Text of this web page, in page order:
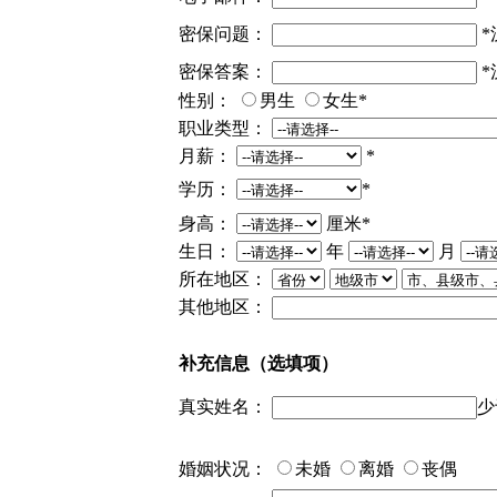
密保问题：
*
密保答案：
*
性别：
男生 女生*
职业类型：
月薪：
*
学历：
*
身高：
厘米*
生日：
年
月
所在地区：
其他地区：
补充信息（选填项）
真实姓名：
婚姻状况： 未婚 离婚 丧偶